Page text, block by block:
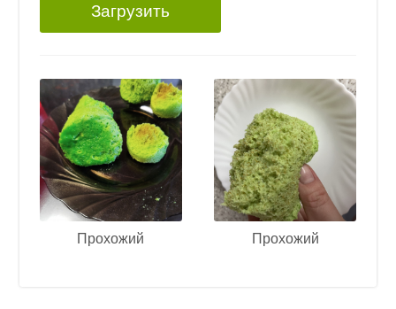
Загрузить
Прохожий Прохожий